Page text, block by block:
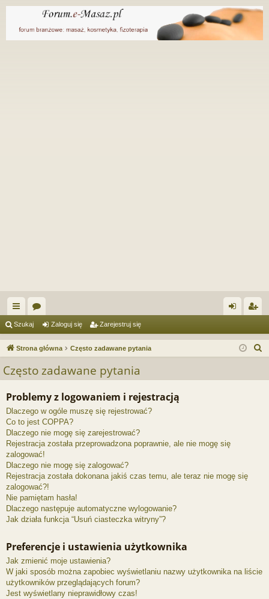
ię
ce
…
or
a og
si
ej
tru
Szukaj Zaloguj się Zarejestruj się
Strona główna Często zadawane pytania
Często zadawane pytania
Problemy z logowaniem i rejestracją
Dlaczego w ogóle muszę się rejestrować?
Co to jest COPPA?
Dlaczego nie mogę się zarejestrować?
Rejestracja została przeprowadzona poprawnie, ale nie mogę się
zalogować!
Dlaczego nie mogę się zalogować?
Rejestracja została dokonana jakiś czas temu, ale teraz nie mogę się
zalogować?!
Nie pamiętam hasła!
Dlaczego następuje automatyczne wylogowanie?
Jak działa funkcja “Usuń ciasteczka witryny”?
Preferencje i ustawienia użytkownika
Jak zmienić moje ustawienia?
W jaki sposób można zapobiec wyświetlaniu nazwy użytkownika na liście
użytkowników przeglądających forum?
Jest wyświetlany nieprawidłowy czas!